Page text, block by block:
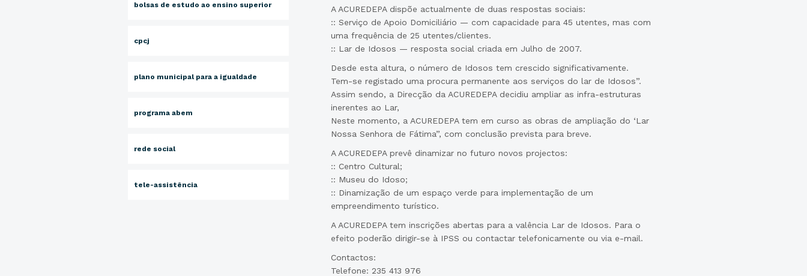
bolsas de estudo ao ensino superior
cpcj
plano municipal para a igualdade
programa abem
rede social
tele-assistência
A ACUREDEPA dispõe actualmente de duas respostas sociais:
:: Serviço de Apoio Domiciliário — com capacidade para 45 utentes, mas com
uma frequência de 25 utentes/clientes.
:: Lar de Idosos — resposta social criada em Julho de 2007.
Desde esta altura, o número de Idosos tem crescido significativamente.
Tem-se registado uma procura permanente aos serviços do lar de Idosos”.
Assim sendo, a Direcção da ACUREDEPA decidiu ampliar as infra-estruturas
inerentes ao Lar,
Neste momento, a ACUREDEPA tem em curso as obras de ampliação do ‘Lar
Nossa Senhora de Fátima”, com conclusão prevista para breve.
A ACUREDEPA prevê dinamizar no futuro novos projectos:
:: Centro Cultural;
:: Museu do Idoso;
:: Dinamização de um espaço verde para implementação de um
empreendimento turístico.
A ACUREDEPA tem inscrições abertas para a valência Lar de Idosos. Para o
efeito poderão dirigir-se à IPSS ou contactar telefonicamente ou via e-mail.
Contactos:
Telefone: 235 413 976